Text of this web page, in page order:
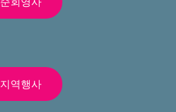
지역행사